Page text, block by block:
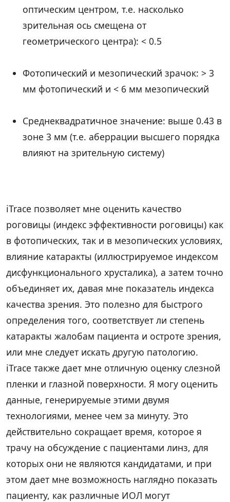
оптическим центром, т.е. насколько
зрительная ось смещена от
геометрического центра): < 0.5
Фотопический и мезопический зрачок: > 3
мм фотопический и < 6 мм мезопический
Среднеквадратичное значение: выше 0.43 в
зоне 3 мм (т.е. аберрации высшего порядка
влияют на зрительную систему)
iTrace позволяет мне оценить качество
роговицы (индекс эффективности роговицы) как
в фотопических, так и в мезопических условиях,
влияние катаракты (иллюстрируемое индексом
дисфункционального хрусталика), а затем точно
объединяет их, давая мне показатель индекса
качества зрения. Это полезно для быстрого
определения того, соответствует ли степень
катаракты жалобам пациента и остроте зрения,
или мне следует искать другую патологию.
iTrace также дает мне отличную оценку слезной
пленки и глазной поверхности. Я могу оценить
данные, генерируемые этими двумя
технологиями, менее чем за минуту. Это
действительно сокращает время, которое я
трачу на обсуждение с пациентами линз, для
которых они не являются кандидатами, и при
этом дает мне возможность наглядно показать
пациенту, как различные ИОЛ могут